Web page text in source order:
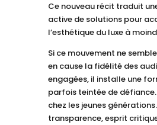
Ce nouveau récit traduit
active de solutions pour
l’esthétique du luxe à
Si ce mouvement ne
en cause la fidélité des
engagées, il installe une
parfois teintée de
chez les jeunes
transparence, esprit